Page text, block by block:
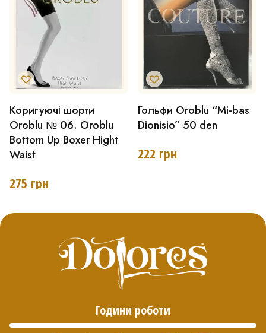
сторінці
товару
на
сторінці
товару
Коригуючі шорти
Oroblu № 06. Oroblu
Bottom Up Boxer Hight
Waist
275 грн
Цей
товар
має
варіантів.
Гольфи Oroblu “Mi-bas
Dionisio” 50 den
222 грн
Цей
товар
має
вибрати
на
товару
Години роботи